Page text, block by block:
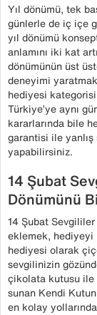
Yıl dönümü, tek
günlerle de iç içe
yıl dönümü
anlamını iki kat
dönümünün üst
deneyimi
hediyesi
Türkiye’ye aynı
kararlarında bile
garantisi ile yanlış
yapabilirsiniz.
14 Şubat
Dönümünü
14 Şubat
eklemek, hediyeyi
hediyesi olarak
sevgilinizin
çikolata kutusu
sunan Kendi
en kolay